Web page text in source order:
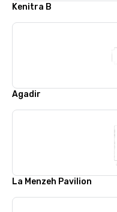
Kenitra B
Agadir
La Menzeh Pavilion